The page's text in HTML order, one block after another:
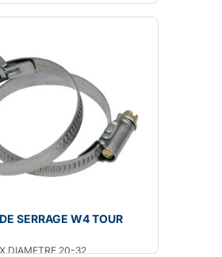
SERRAGE W4 TOUR
DIAMETRE 20-32